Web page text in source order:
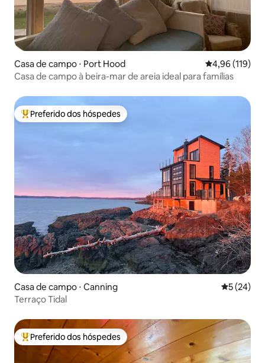
Casa de campo ⋅ Port Hood 4,96 de uma
4,96 (119)
Casa de campo à beira-mar de areia ideal para famílias
Entre os melhores preferidos dos hóspedes
Preferido dos hóspedes
Casa de campo ⋅ Canning 5 de uma
5 (24)
Terraço Tidal
Entre os melhores preferidos dos hóspedes
Preferido dos hóspedes